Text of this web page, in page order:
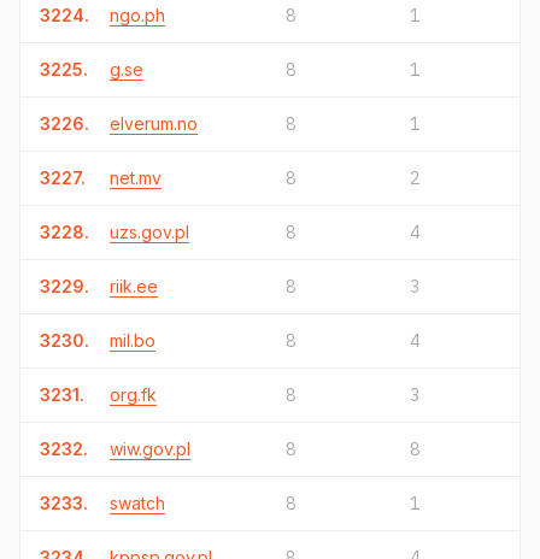
3224. ngo.ph 8 1
3225. g.se 8 1
3226. elverum.no 8 1
3227. net.mv 8 2
3228. uzs.gov.pl 8 4
3229. riik.ee 8 3
3230. mil.bo 8 4
3231. org.fk 8 3
3232. wiw.gov.pl 8 8
3233. swatch 8 1